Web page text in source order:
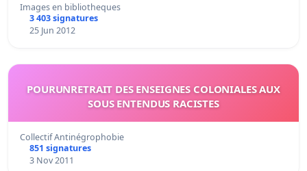
Images en bibliotheques
3 403 signatures
25 Jun 2012
POURUNRETRAIT DES ENSEIGNES COLONIALES AUX
SOUS ENTENDUS RACISTES
Collectif Antinégrophobie
851 signatures
3 Nov 2011